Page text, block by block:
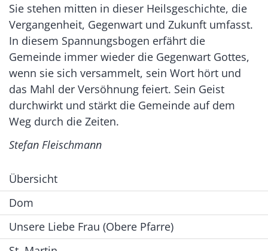
Sie stehen mitten in dieser Heilsgeschichte, die
Vergangenheit, Gegenwart und Zukunft umfasst.
In diesem Spannungsbogen erfährt die
Gemeinde immer wieder die Gegenwart Gottes,
wenn sie sich versammelt, sein Wort hört und
das Mahl der Versöhnung feiert. Sein Geist
durchwirkt und stärkt die Gemeinde auf dem
Weg durch die Zeiten.
Stefan Fleischmann
Übersicht
Dom
Unsere Liebe Frau (Obere Pfarre)